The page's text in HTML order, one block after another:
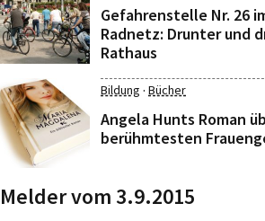
Gefahrenstelle Nr. 26
Radnetz: Drunter und
Rathaus
Bildung · Bücher
Angela Hunts Roman
berühmtesten
Melder vom 3.9.2015